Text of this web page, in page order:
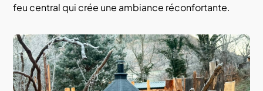
feu central qui crée une ambiance réconfortante.